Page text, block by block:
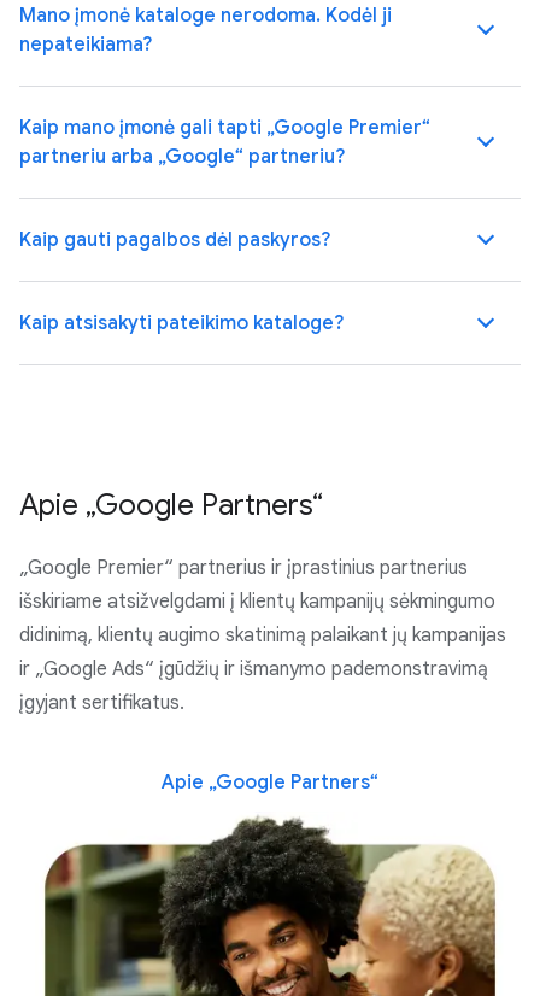
Mano įmonė kataloge nerodoma. Kodėl ji
nepateikiama?
Kaip mano įmonė gali tapti „Google Premier“
partneriu arba „Google“ partneriu?
Kaip gauti pagalbos dėl paskyros?
Kaip atsisakyti pateikimo kataloge?
Apie „Google Partners“
„Google Premier“ partnerius ir įprastinius partnerius
išskiriame atsižvelgdami į klientų kampanijų sėkmingumo
didinimą, klientų augimo skatinimą palaikant jų kampanijas
ir „Google Ads“ įgūdžių ir išmanymo pademonstravimą
įgyjant sertifikatus.
Apie „Google Partners“